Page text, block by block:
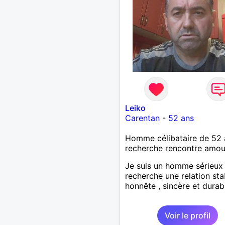
Leiko
Carentan- 52 ans
Homme célibataire de 52
recherche rencontre
Je suis un homme sérieux
recherche une relation
honnête , sincère et
Voir le profil